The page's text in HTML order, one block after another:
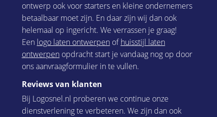
ontwerp ook voor starters en kleine ondernemers
betaalbaar moet zijn. En daar zijn wij dan ook
helemaal op ingericht. We verrassen je graag!
Een logo laten ontwerpenofhuisstijl laten
ontwerpenopdracht start je vandaag nog op door
ons aanvraagformulier in te vullen.
Reviews van klanten
Bij Logosnel.nl proberen we continue onze
dienstverlening te verbeteren. We zijn dan ook